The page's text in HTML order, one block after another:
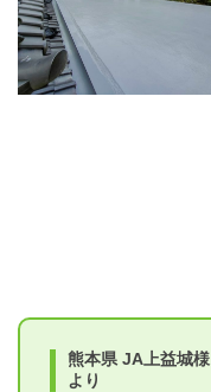
熊本県 JA上益城様
より